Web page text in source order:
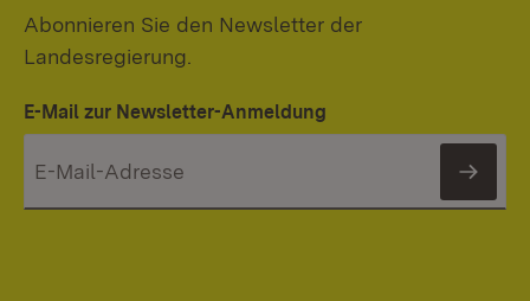
Abonnieren Sie den Newsletter der
Landesregierung.
E-Mail zur Newsletter-Anmeldung